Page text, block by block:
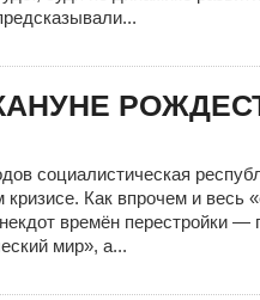
социалистическая
Как впрочем и весь
времён перестройки —
мир», а...